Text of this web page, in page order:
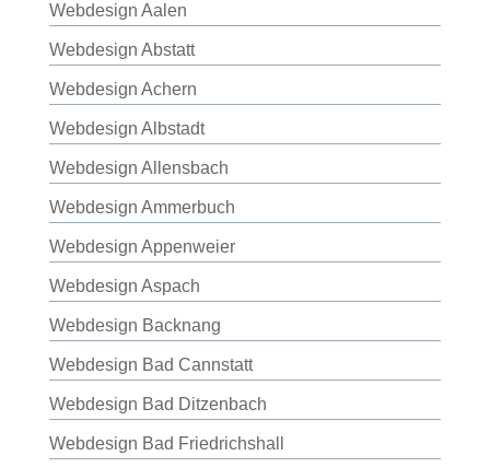
Webdesign Aalen
Webdesign Abstatt
Webdesign Achern
Webdesign Albstadt
Webdesign Allensbach
Webdesign Ammerbuch
Webdesign Appenweier
Webdesign Aspach
Webdesign Backnang
Webdesign Bad Cannstatt
Webdesign Bad Ditzenbach
Webdesign Bad Friedrichshall